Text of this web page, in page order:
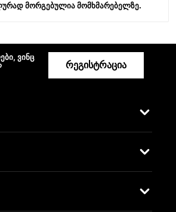
მორგებულია მომხმარებელზე.
ვინც
რეგისტრაცია